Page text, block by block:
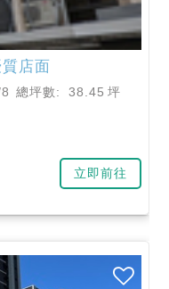
店面
總坪數: 38.45 坪
立即前往